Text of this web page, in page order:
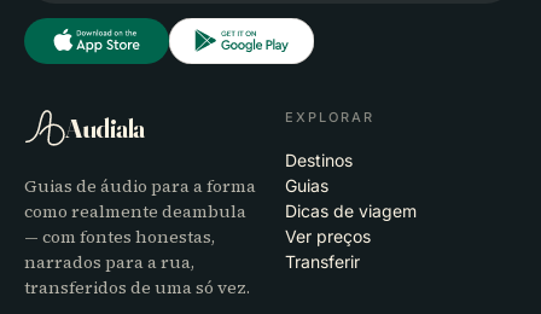
Audiala
Guias de áudio para a forma
como realmente deambula
— com fontes honestas,
narrados para a rua,
transferidos de uma só vez.
EXPLORAR
Destinos
Guias
Dicas de viagem
Ver preços
Transferir